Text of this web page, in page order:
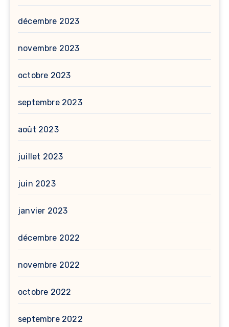
décembre 2023
novembre 2023
octobre 2023
septembre 2023
août 2023
juillet 2023
juin 2023
janvier 2023
décembre 2022
novembre 2022
octobre 2022
septembre 2022